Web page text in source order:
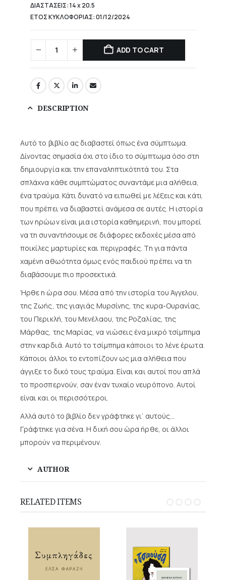
ΔΙΑΣΤΑΣΕΙΣ: 14 x 20.5
ΕΤΟΣ ΚΥΚΛΟΦΟΡΙΑΣ: 01/12/2024
ADD TO CART
DESCRIPTION
Αυτό το βιβλίο ας διαβαστεί όπως ένα σύμπτωμα.
Δίνοντας σημασία όχι στο ίδιο το σύμπτωμα όσο στη
δημιουργία και την επαναληπτικότητά του. Στα
σπλάχνα κάθε συμπτώματος συναντάμε μια αλήθεια,
ένα τραύμα. Κάτι δυνατό να ειπωθεί με λέξεις και κάτι
που πρέπει να διαβαστεί ανάμεσα σε αυτές. Η ιστορία
των ηρώων είναι μια ιστορία καθημερινή, που μπορεί
να τη συναντήσουμε σε διάφορες εκδοχές μέσα από
ποικίλες μαρτυρίες και περιγραφές. Τη για πάντα
χαμένη αθωότητα όμως ενός παιδιού πρέπει να τη
διαβάσουμε πιο προσεκτικά.
Ήρθε η ώρα σου. Μέσα από την ιστορία του Άγγελου,
της Ζωής, της γιαγιάς Μυρσίνης, της κυρα-Ουρανίας,
του Περικλή, του Μενέλαου, της Ροζαλίας, της
Μάρθας, της Μαρίας, να νιώσεις ένα μικρό τσίμπημα
στην καρδιά. Αυτό το τσίμπημα κάποιοι το λένε έρωτα.
Κάποιοι άλλοι το εντοπίζουν ως μια αλήθεια που
άγγιξε το δικό τους τραύμα. Είναι και αυτοί που απλά
το προσπερνούν, σαν έναν τυχαίο νευρόπονο. Αυτοί
είναι και οι περισσότεροι.
Αλλά αυτό το βιβλίο δεν γράφτηκε γι’ αυτούς…
Γράφτηκε για σένα. Η δική σου ώρα ήρθε, οι άλλοι
μπορούν να περιμένουν.
AUTHOR
RELATED ITEMS